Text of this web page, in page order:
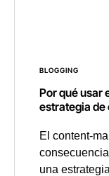
BLOGGING
Por qué usar
estrategia de
El content-
una